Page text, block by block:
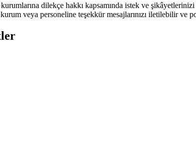
dilekçe hakkı kapsamında istek ve
veya personeline teşekkür mesajlarınızı iletilebilir